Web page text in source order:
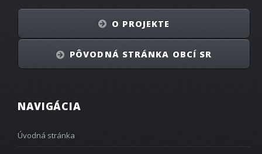
NAVIGÁCIA
Úvodná stránka
O PROJEKTE
PÔVODNÁ STRÁNKA OBCÍ SR